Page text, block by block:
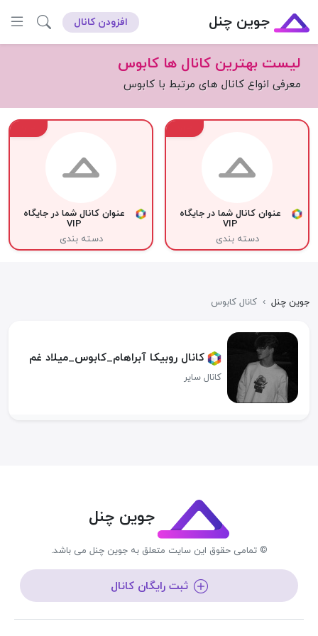
جوین چنل افزودن کانال
لیست بهترین کانال ها کابوس
معرفی انواع کانال های مرتبط با کابوس
عنوان کانال شما در جایگاه
VIP
دسته بندی
عنوان کانال شما در جایگاه
VIP
دسته بندی
جوین چنل › کانال کابوس
کانال روبیکا آبراهام_کابوس_میلاد غم
کانال سایر
جوین چنل
© تمامی حقوق این سایت متعلق به جوین چنل می باشد.
ثبت رایگان کانال